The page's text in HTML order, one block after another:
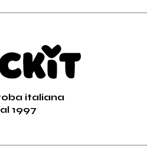
italiana
1997